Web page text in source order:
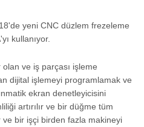
yeni CNC düzlem frezeleme
kullanıyor.
ve iş parçası işleme
dijital işlemeyi programlamak ve
ekran denetleyicisini
artırılır ve bir düğme tüm
bir işçi birden fazla makineyi